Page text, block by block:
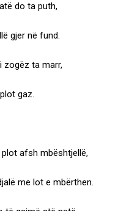
do ta puth,
gjer në fund.
zogëz ta marr,
gaz.
plot afsh mbështjellë,
me lot e mbërthen.